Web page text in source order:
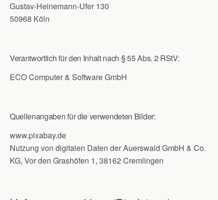
Gustav-Heinemann-Ufer 130
50968 Köln
Verantwortlich für den Inhalt nach § 55 Abs. 2 RStV:
ECO Computer & Software GmbH
Quellenangaben für die verwendeten Bilder:
www.pixabay.de
Nutzung von digitalen Daten der Auerswald GmbH & Co.
KG, Vor den Grashöfen 1, 38162 Cremlingen